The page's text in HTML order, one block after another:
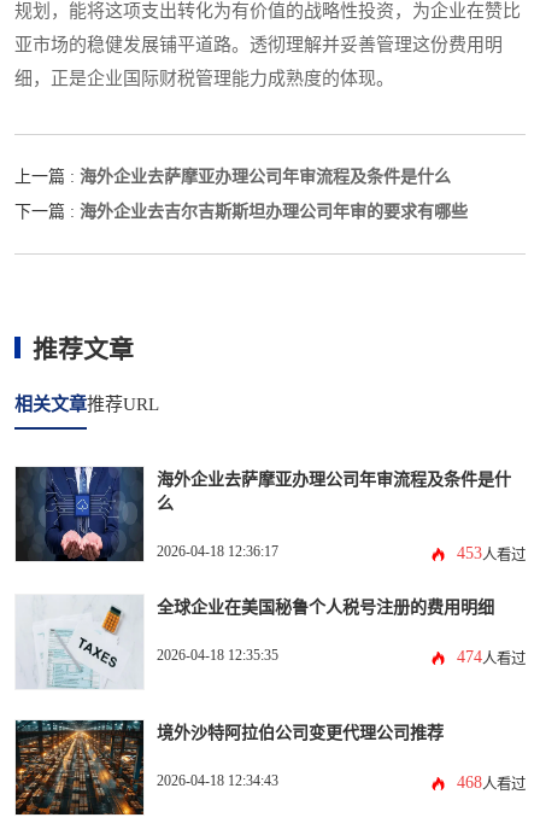
规划，能将这项支出转化为有价值的战略性投资，为企业在赞比
亚市场的稳健发展铺平道路。透彻理解并妥善管理这份费用明
细，正是企业国际财税管理能力成熟度的体现。
上一篇 : 海外企业去萨摩亚办理公司年审流程及条件是什么
下一篇 : 海外企业去吉尔吉斯斯坦办理公司年审的要求有哪些
推荐文章
相关文章推荐URL
海外企业去萨摩亚办理公司年审流程及条件是什
么
2026-04-18 12:36:17 453人看过
全球企业在美国秘鲁个人税号注册的费用明细
2026-04-18 12:35:35 474人看过
境外沙特阿拉伯公司变更代理公司推荐
2026-04-18 12:34:43 468人看过